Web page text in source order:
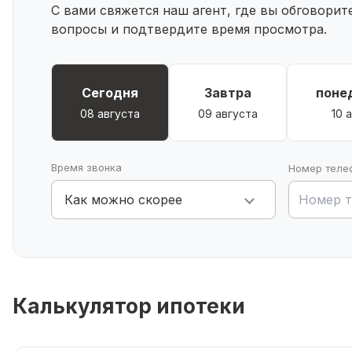
Спокойствие — закрытая территория и надёжные
Время— близость школы и инфраструктуры
Сочетание локации, коммуникаций и качества
Цена соответствует объёму преимуществ — вы
Не ждите: этот дом может стать чьим‑то
С вами свяжется наш агент, где вы
вопросы и подтвердите время просмотра.
Сегодня
08 августа
Завтра
09 августа 10
Время звонка
Как можно скорее
Номер
Калькулятор ипотеки